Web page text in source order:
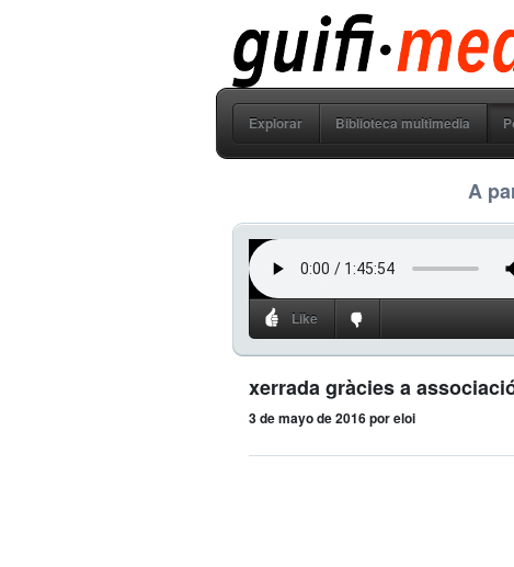
guifi media
Explorar Biblioteca multimedia
A
Like
xerrada gràcies a
3 de mayo de 2016por eloi